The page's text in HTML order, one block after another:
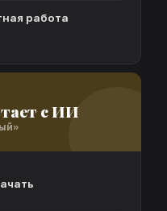
работа
с ИИ